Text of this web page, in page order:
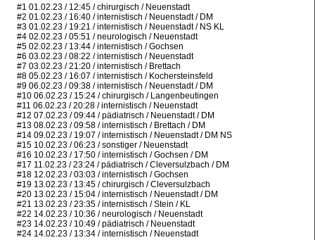
#1 01.02.23 / 12:45 / chirurgisch / Neuenstadt
#2 01.02.23 / 16:40 / internistisch / Neuenstadt / DM
#3 01.02.23 / 19:21 / internistisch / Neuenstadt / NS KL
#4 02.02.23 / 05:51 / neurologisch / Neuenstadt
#5 02.02.23 / 13:44 / internistisch / Gochsen
#6 03.02.23 / 08:22 / internistisch / Neuenstadt
#7 03.02.23 / 21:20 / internistisch / Brettach
#8 05.02.23 / 16:07 / internistisch / Kochersteinsfeld
#9 06.02.23 / 09:38 / internistisch / Neuenstadt / DM
#10 06.02.23 / 15:24 / chirurgisch / Langenbeutingen
#11 06.02.23 / 20:28 / internistisch / Neuenstadt
#12 07.02.23 / 09:44 / pädiatrisch / Neuenstadt / DM
#13 08.02.23 / 09:58 / internistisch / Brettach / DM
#14 09.02.23 / 19:07 / internistisch / Neuenstadt / DM NS
#15 10.02.23 / 06:23 / sonstiger / Neuenstadt
#16 10.02.23 / 17:50 / internistisch / Gochsen / DM
#17 11.02.23 / 23:24 / pädiatrisch / Cleversulzbach / DM
#18 12.02.23 / 03:03 / internistisch / Gochsen
#19 13.02.23 / 13:45 / chirurgisch / Cleversulzbach
#20 13.02.23 / 15:04 / internistisch / Neuenstadt / DM
#21 13.02.23 / 23:35 / internistisch / Stein / KL
#22 14.02.23 / 10:36 / neurologisch / Neuenstadt
#23 14.02.23 / 10:49 / pädiatrisch / Neuenstadt
#24 14.02.23 / 13:34 / internistisch / Neuenstadt